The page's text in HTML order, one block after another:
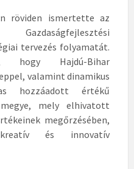
röviden ismertette az
Gazdaságfejlesztési
tervezés folyamatát.
hogy Hajdú-Bihar
valamint dinamikus
hozzáadott értékű
mely elhivatott
megőrzésében,
és innovatív